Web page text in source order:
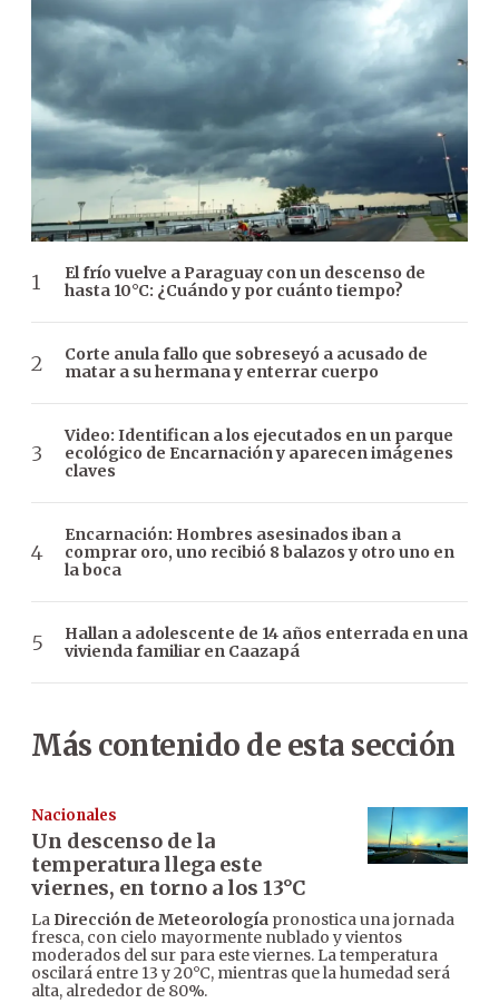
El frío vuelve a Paraguay con un descenso de
hasta 10°C: ¿Cuándo y por cuánto tiempo?
Corte anula fallo que sobreseyó a acusado de
matar a su hermana y enterrar cuerpo
Video: Identifican a los ejecutados en un parque
ecológico de Encarnación y aparecen imágenes
claves
Encarnación: Hombres asesinados iban a
comprar oro, uno recibió 8 balazos y otro uno en
la boca
Hallan a adolescente de 14 años enterrada en una
vivienda familiar en Caazapá
Más contenido de esta sección
Nacionales
Un descenso de la
temperatura llega este
viernes, en torno a los 13°C
La Dirección de Meteorología pronostica una jornada
fresca, con cielo mayormente nublado y vientos
moderados del sur para este viernes. La temperatura
oscilará entre 13 y 20°C, mientras que la humedad será
alta, alrededor de 80%.